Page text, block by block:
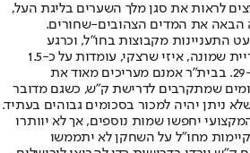
לראות את סגן מלך השערים בליגת העל,
הבאה את המדים הצהובים-שחורים.
התעניינות מקבוצות בחו״ל, וכרגע
הדרישות של בעלי הפועל קריית שמונה, איזי שרצקי, עומדות על כ-1.5
מיליון יורו עבור החלוץ בן ה-29. בבית״ר אמנם מעריכים מאוד את
שמתקרבים לדרישת ק״ש, כשגם מדובר
ניתן יהיה למכור בסכומים גבוהים בעתיד.
יחפשו שמות נוספים, אך לא יוותרו
מחו״ל על השחקן לא יתממשו